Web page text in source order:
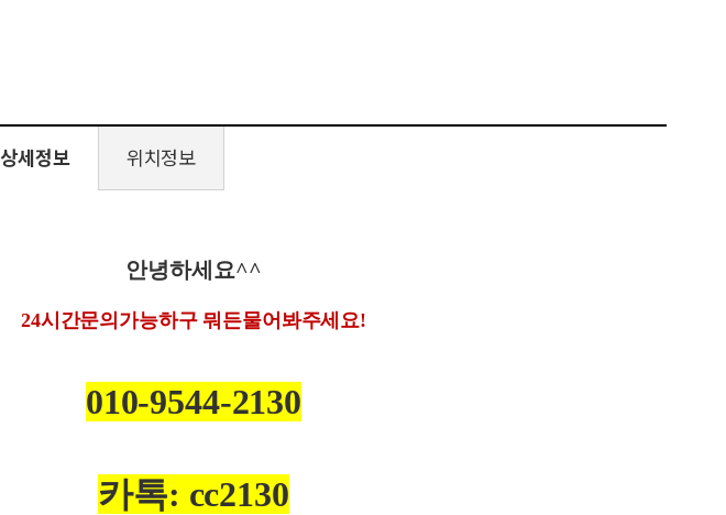
상세정보 위치정보
안녕하세요^^
24시간문의가능하구 뭐든물어봐주세요!
010-9544-2130
카톡: cc2130